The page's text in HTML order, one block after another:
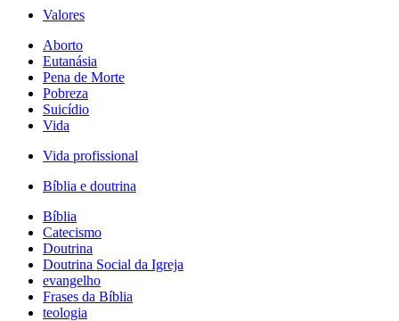
Valores
Aborto
Eutanásia
Pena de Morte
Pobreza
Suicídio
Vida
Vida profissional
Bíblia e doutrina
Bíblia
Catecismo
Doutrina
Doutrina Social da Igreja
evangelho
Frases da Bíblia
teologia